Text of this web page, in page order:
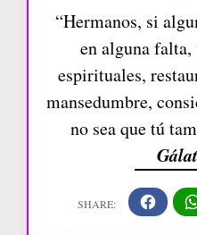
“Hermanos, si
en alguna falta,
espirituales,
mansedumbre,
no sea que tú